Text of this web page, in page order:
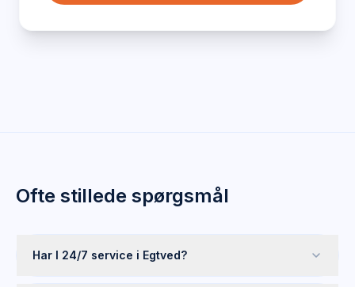
Ofte stillede spørgsmål
Har I 24/7 service i Egtved?